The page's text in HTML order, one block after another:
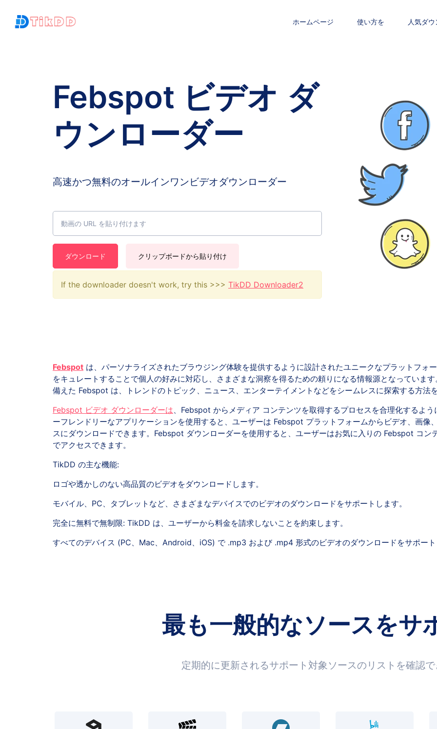
ホームページ 使い方を 人気ダ
Febspot ビデオ ダ
ウンローダー
高速かつ無料のオールインワンビデオダウンローダー
ダウンロード クリップボードから貼り付け
If the downloader doesn't work, try this >>> TikDD Downloader2
Febspot は、パーソナライズされたブラウジング体験を提供するように設計されたユニークなプラットフォ
をキュレートすることで個人の好みに対応し、さまざまな洞察を得るための頼りになる情報源となっていま
備えた Febspot は、トレンドのトピック、ニュース、エンターテイメントなどをシームレスに探索する方法を
Febspot ビデオ ダウンローダーは 、Febspot からメディア コンテンツを取得するプロセスを合理化するよ
ーフレンドリーなアプリケーションを使用すると、ユーザーは Febspot プラットフォームからビデオ、画像
スにダウンロードできます。Febspot ダウンローダーを使用すると、ユーザーはお気に入りの Febspot コン
でアクセスできます。
TikDD の主な機能:
ロゴや透かしのない高品質のビデオをダウンロードします。
モバイル、PC、タブレットなど、さまざまなデバイスでのビデオのダウンロードをサポートします。
完全に無料で無制限: TikDD は、ユーザーから料金を請求しないことを約束します。
すべてのデバイス (PC、Mac、Android、iOS) で .mp3 および .mp4 形式のビデオのダウンロードをサポート
最も一般的なソースをサ
定期的に更新されるサポート対象ソースのリストを確認で